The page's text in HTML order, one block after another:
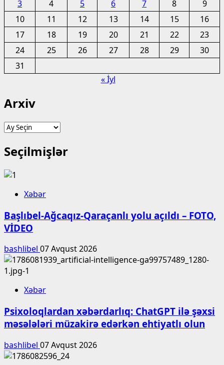
3
4 5 6 7 8
9
10
11 12 13 14 15
16
17
18 19 20 21 22
23
24
25 26 27 28 29
30
31
« İyl
Arxiv
Arxiv
Seçilmişlər
Xəbər
Başlıbel-Ağcaqız-Qaraçanlı yolu açıldı – FOTO,
VİDEO
bashlibel 07 Avqust 2026
Xəbər
Psixoloqlardan xəbərdarlıq: ChatGPT ilə şəxsi
məsələləri müzakirə edərkən ehtiyatlı olun
bashlibel 07 Avqust 2026